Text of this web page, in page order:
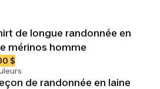
de longue randonnée en
mérinos homme
$
de randonnée en laine